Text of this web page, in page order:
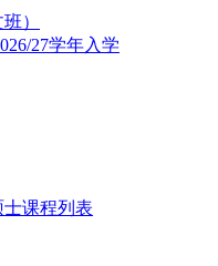
）
27学年入学
课程列表